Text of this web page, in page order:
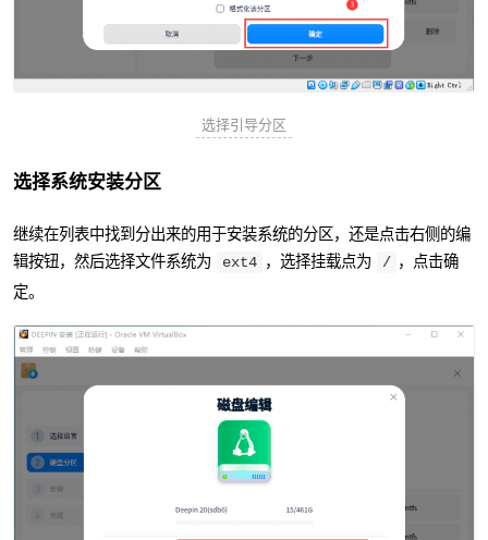
选择引导分区
选择系统安装分区
继续在列表中找到分出来的用于安装系统的分区，还是点击右侧的编
辑按钮，然后选择文件系统为
ext4 ，选择挂载点为 / ，点击确
定。